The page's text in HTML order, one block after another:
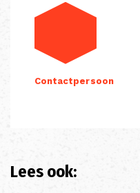
Contactpersoon
Lees ook: